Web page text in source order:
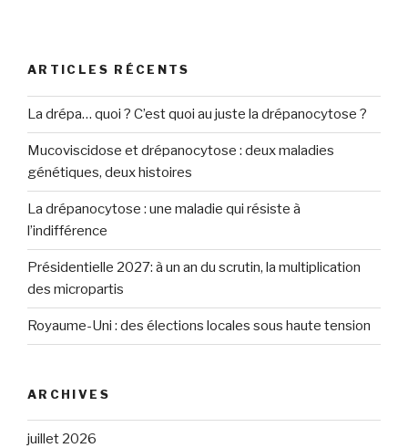
ARTICLES RÉCENTS
La drépa… quoi ? C’est quoi au juste la drépanocytose ?
Mucoviscidose et drépanocytose : deux maladies
génétiques, deux histoires
La drépanocytose : une maladie qui résiste à
l’indifférence
Présidentielle 2027: à un an du scrutin, la multiplication
des micropartis
Royaume-Uni : des élections locales sous haute tension
ARCHIVES
juillet 2026